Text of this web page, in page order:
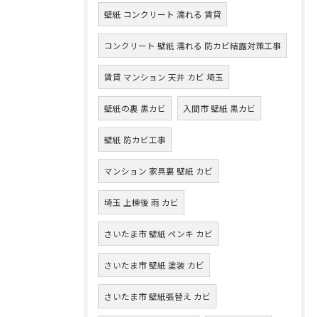
壁紙 コンクリート 濡れる 賃貸
コンクリート 壁紙 濡れる 防カビ結露対策工事
賃貸 マンション 天井 カビ 埼玉
壁紙の裏 黒カビ 入間市 壁紙 黒カビ
壁紙 防カビ工事
マンション 家具裏 壁紙 カビ
埼玉 上棟後 雨 カビ
さいたま市 壁紙 ペンキ カビ
さいたま市 壁紙 塗装 カビ
さいたま市 壁紙張替え カビ